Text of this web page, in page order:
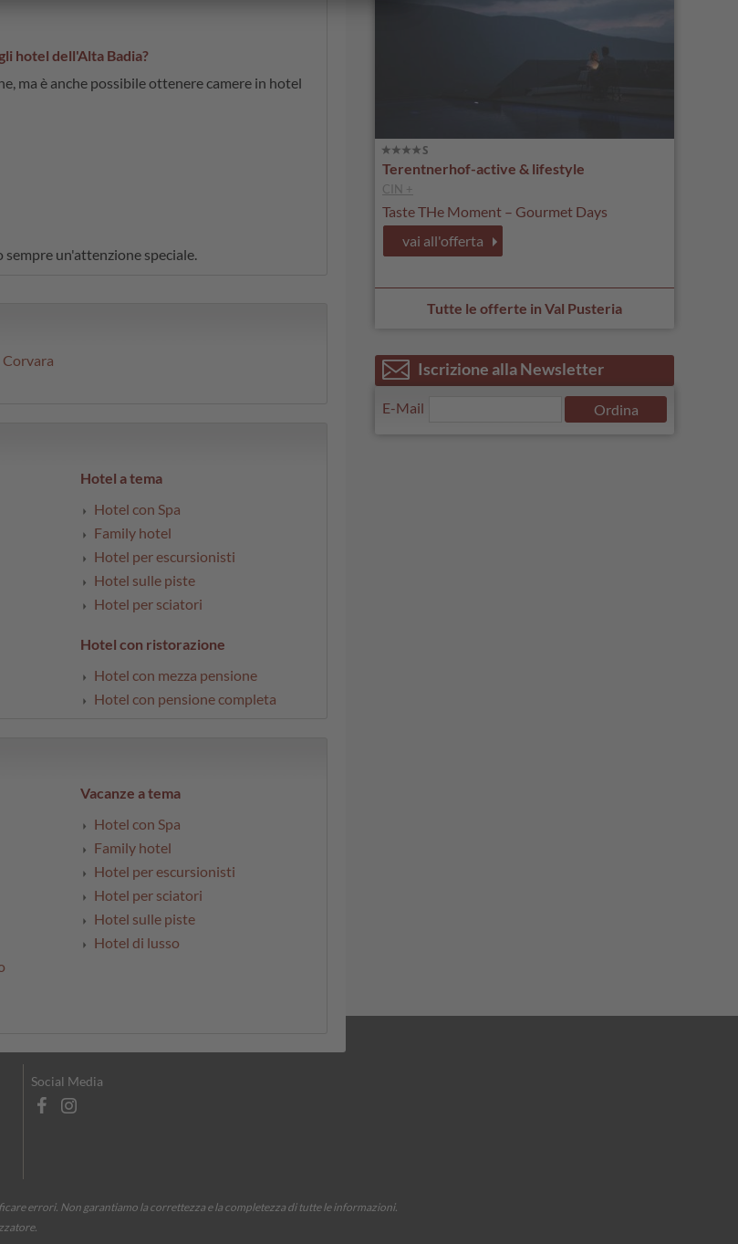
hotel dell'Alta Badia?
ma è anche possibile ottenere camere in hotel
un'attenzione speciale.
Hotel a tema
Hotel con Spa
Family hotel
Hotel per escursionisti
Hotel sulle piste
Hotel per sciatori
Hotel con ristorazione
Hotel con mezza pensione
Hotel con pensione completa
Vacanze a tema
Hotel con Spa
Family hotel
Hotel per escursionisti
Hotel per sciatori
Hotel sulle piste
Hotel di lusso
Terentnerhof-active & lifestyle
CIN +
Taste THe Moment – Gourmet Days
vai all'offerta
Tutte le offerte in Val Pusteria
Iscrizione alla Newsletter
E-Mail
Social Media
errori. Non garantiamo la correttezza e la completezza di tutte le informazioni.